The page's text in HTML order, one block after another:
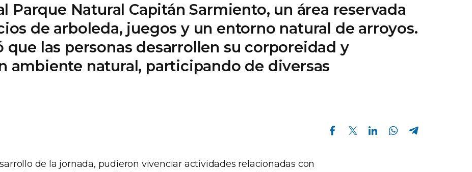
Parque Natural Capitán Sarmiento, un área reservada
de arboleda, juegos y un entorno natural de arroyos.
las personas desarrollen su corporeidad y
ambiente natural, participando de diversas
Compartir en Facebook Compartir en Twitter Compartir en Linkedin Compartir en Whatsapp
de la jornada, pudieron vivenciar actividades relacionadas con